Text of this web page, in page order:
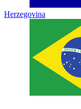
Herzegovina